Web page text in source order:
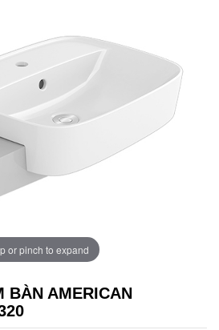
or pinch to expand
BÀN AMERICAN